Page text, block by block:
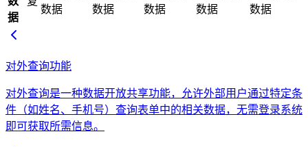
据
数据
数据
数据
数据
数据
对外查询功能
对外查询是一种数据开放共享功能，允许外部用户通过特定条
件（如姓名、手机号）查询表单中的相关数据，无需登录系统
即可获取所需信息。